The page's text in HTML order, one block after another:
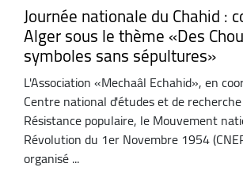
Journée nationale du Chahid :
Alger sous le thème «Des
symboles sans sépultures»
L'Association «Mechaâl Echahid», en
Centre national d'études et de
Résistance populaire, le Mouvement
Révolution du 1er Novembre 1954
organisé ...